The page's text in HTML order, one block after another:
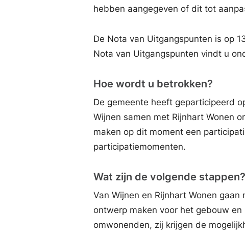
hebben aangegeven of dit tot
De Nota van Uitgangspunten is op
Nota van Uitgangspunten vindt u
Hoe wordt u betrokken?
De gemeente heeft geparticipeerd
Wijnen samen met Rijnhart Wonen
maken op dit moment een
participatiemomenten.
Wat zijn de volgende stappen?
Van Wijnen en Rijnhart Wonen
ontwerp maken voor het gebouw
omwonenden, zij krijgen de